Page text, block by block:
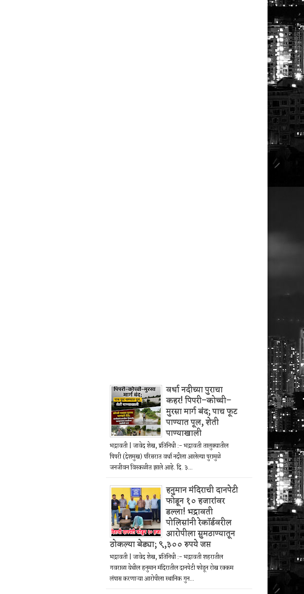
वर्धा नदीच्या पुराचा
कहर! पिपरी–कोच्ची–
मुरसा मार्ग बंद; पाच फूट
पाण्यात पूल, शेती
पाण्याखाली
भद्रावती | जावेद शेख, प्रतिनिधी :- भद्रावती तालुक्यातील
पिपरी (देशमुख) परिसरात वर्धा नदीला आलेल्या पुरामुळे
जनजीवन विस्कळीत झाले आहे. दि. ३...
हनुमान मंदिराची दानपेटी
फोडून १० हजारांवर
डल्ला! भद्रावती
पोलिसांनी रेकॉर्डवरील
आरोपीला सुमठाण्यातून
ठोकल्या बेड्या; ९,३०० रुपये जप्त
भद्रावती | जावेद शेख, प्रतिनिधी :- भद्रावती शहरातील
गवराळा येथील हनुमान मंदिरातील दानपेटी फोडून रोख रक्कम
लंपास करणाऱ्या आरोपीला स्थानिक गुन...